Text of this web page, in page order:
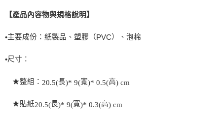
【產品內容物與規格說明】
•主要成份：紙製品、塑膠（PVC）、泡棉
•尺寸：
★整組： 20.5(長)* 9(寬)* 0.5(高) cm
★貼紙20.5(長)* 9(寬)* 0.3(高) cm